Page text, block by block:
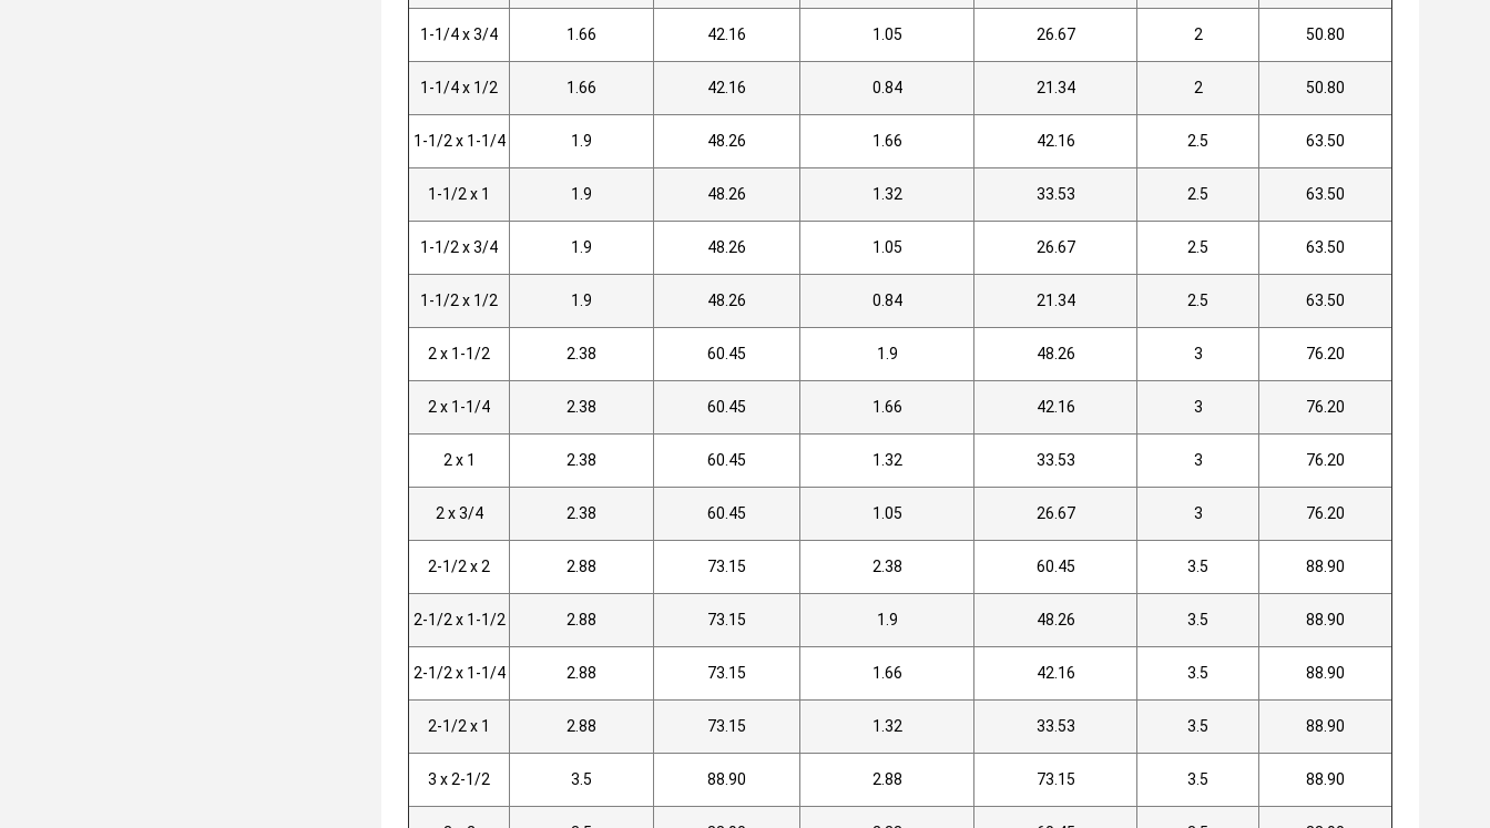
1-1/4 x 3/4 1.66 42.16 1.05 26.67 2 50.80
1-1/4 x 1/2 1.66 42.16 0.84 21.34 2 50.80
1-1/2 x 1-1/4 1.9 48.26 1.66 42.16 2.5 63.50
1-1/2 x 1 1.9 48.26 1.32 33.53 2.5 63.50
1-1/2 x 3/4 1.9 48.26 1.05 26.67 2.5 63.50
1-1/2 x 1/2 1.9 48.26 0.84 21.34 2.5 63.50
2 x 1-1/2 2.38 60.45 1.9 48.26 3 76.20
2 x 1-1/4 2.38 60.45 1.66 42.16 3 76.20
2 x 1 2.38 60.45 1.32 33.53 3 76.20
2 x 3/4 2.38 60.45 1.05 26.67 3 76.20
2-1/2 x 2 2.88 73.15 2.38 60.45 3.5 88.90
2-1/2 x 1-1/2 2.88 73.15 1.9 48.26 3.5 88.90
2-1/2 x 1-1/4 2.88 73.15 1.66 42.16 3.5 88.90
2-1/2 x 1 2.88 73.15 1.32 33.53 3.5 88.90
3 x 2-1/2 3.5 88.90 2.88 73.15 3.5 88.90